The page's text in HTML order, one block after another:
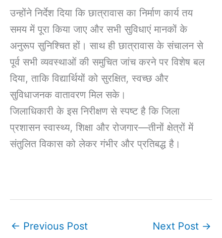
उन्होंने निर्देश दिया कि छात्रावास का निर्माण कार्य तय
समय में पूरा किया जाए और सभी सुविधाएं मानकों के
अनुरूप सुनिश्चित हों। साथ ही छात्रावास के संचालन से
पूर्व सभी व्यवस्थाओं की समुचित जांच करने पर विशेष बल
दिया, ताकि विद्यार्थियों को सुरक्षित, स्वच्छ और
सुविधाजनक वातावरण मिल सके।
जिलाधिकारी के इस निरीक्षण से स्पष्ट है कि जिला
प्रशासन स्वास्थ्य, शिक्षा और रोजगार—तीनों क्षेत्रों में
संतुलित विकास को लेकर गंभीर और प्रतिबद्ध है।
← Previous Post Next Post →